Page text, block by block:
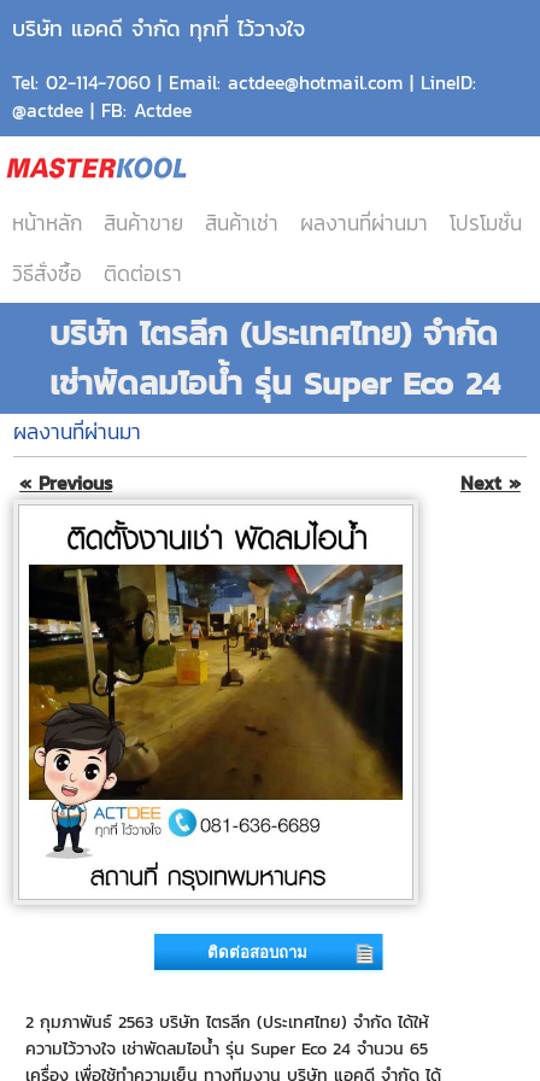
บริษัท แอคดี จำกัด ทุกที่ ไว้วางใจ
Tel: 02-114-7060 | Email: actdee@hotmail.com | LineID:
@actdee | FB: Actdee
หน้าหลัก สินค้าขาย สินค้าเช่า ผลงานที่ผ่านมา
โปรโมชั่น
วิธีสั่งซื้อ
ติดต่อเรา
บริษัท ไตรลีก (ประเทศไทย) จำกัด
เช่าพัดลมไอน้ำ รุ่น Super Eco 24
ผลงานที่ผ่านมา
« Previous Next »
2 กุมภาพันธ์ 2563 บริษัท ไตรลีก (ประเทศไทย) จำกัด ได้ให้
ความไว้วางใจ เช่าพัดลมไอน้ำ รุ่น Super Eco 24 จำนวน 65
เครื่อง เพื่อใช้ทำความเย็น ทางทีมงาน บริษัท แอคดี จำกัด ได้